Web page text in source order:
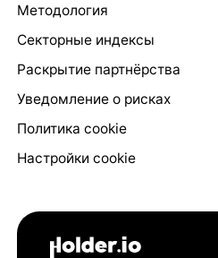
Методология
Секторные индексы
Раскрытие партнёрства
Уведомление о рисках
Политика cookie
Настройки cookie